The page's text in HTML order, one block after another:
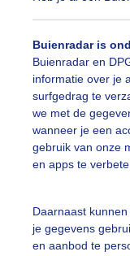
Buienradar is
Buienradar en
informatie over je
surfgedrag te
we met de
wanneer je een
gebruik van onze
en apps te
Daarnaast
je gegevens
en aanbod te
#duinen
#hittegolf
#opklaringen
alle categorieën
vragen